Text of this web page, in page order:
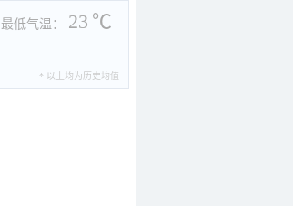
最低气温： 23 ℃
* 以上均为历史均值